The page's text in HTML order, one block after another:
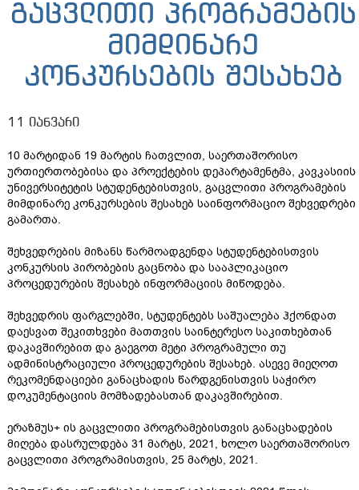
გაცვლითი პროგრამების
მიმდინარე
კონკურსების შესახებ
11 იანვარი
10 მარტიდან 19 მარტის ჩათვლით, საერთაშორისო
ურთიერთობებისა და პროექტების დეპარტამენტმა, კავკასიის
უნივერსიტეტის სტუდენტებისთვის, გაცვლითი პროგრამების
მიმდინარე კონკურსების შესახებ საინფორმაციო შეხვედრები
გამართა.
შეხვედრების მიზანს წარმოადგენდა სტუდენტებისთვის
კონკურსის პირობების გაცნობა და სააპლიკაციო
პროცედურების შესახებ ინფორმაციის მიწოდება.
შეხვედრის ფარგლებში, სტუდენტებს საშუალება ჰქონდათ
დაესვათ შეკითხვები მათთვის საინტერესო საკითხებთან
დაკავშირებით და გაეგოთ მეტი პროგრამული თუ
ადმინისტრაციული პროცედურების შესახებ. ასევე მიეღოთ
რეკომენდაციები განაცხადის წარდგენისთვის საჭირო
დოკუმენტაციის მომზადებასთან დაკავშირებით.
ერაზმუს+ ის გაცვლითი პროგრამებისთვის განაცხადების
მიღება დასრულდება 31 მარტს, 2021, ხოლო საერთაშორისო
გაცვლითი პროგრამისთვის, 25 მარტს, 2021.